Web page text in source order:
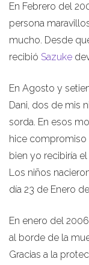
En Febrero del
persona
mucho. Desde
recibió Sazuke
En Agosto y
Dani, dos de mis
sorda. En esos
hice compromiso
bien yo recibiría
Los niños
día 23 de Enero
En enero del
al borde de la
Gracias a la